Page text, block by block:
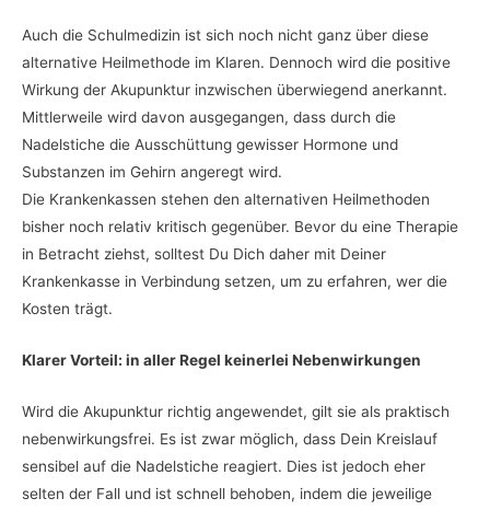
Auch die Schulmedizin ist sich noch nicht ganz über diese
alternative Heilmethode im Klaren. Dennoch wird die positive
Wirkung der Akupunktur inzwischen überwiegend anerkannt.
Mittlerweile wird davon ausgegangen, dass durch die
Nadelstiche die Ausschüttung gewisser Hormone und
Substanzen im Gehirn angeregt wird.
Die Krankenkassen stehen den alternativen Heilmethoden
bisher noch relativ kritisch gegenüber. Bevor du eine Therapie
in Betracht ziehst, solltest Du Dich daher mit Deiner
Krankenkasse in Verbindung setzen, um zu erfahren, wer die
Kosten trägt.
Klarer Vorteil: in aller Regel keinerlei Nebenwirkungen
Wird die Akupunktur richtig angewendet, gilt sie als praktisch
nebenwirkungsfrei. Es ist zwar möglich, dass Dein Kreislauf
sensibel auf die Nadelstiche reagiert. Dies ist jedoch eher
selten der Fall und ist schnell behoben, indem die jeweilige